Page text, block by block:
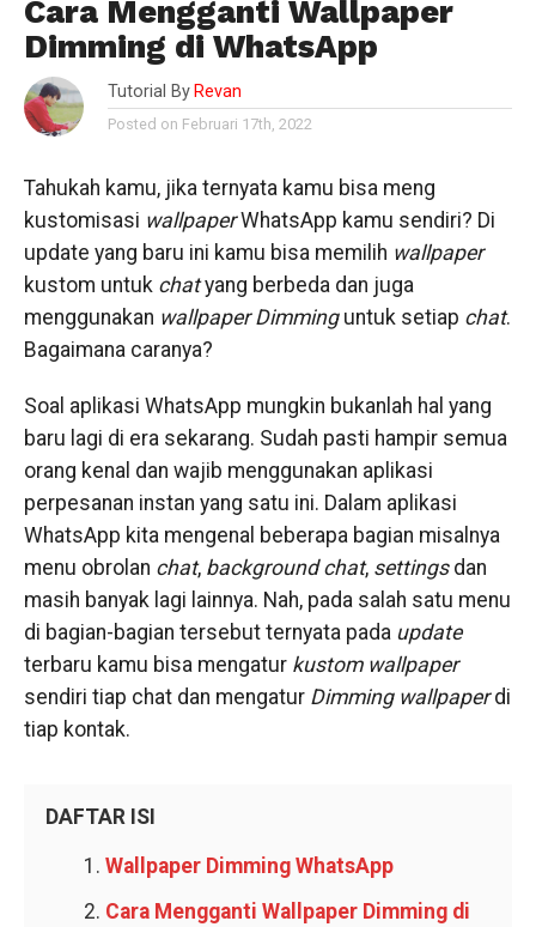
Cara Mengganti Wallpaper
Dimming di WhatsApp
Tutorial By Revan
Posted on Februari 17th, 2022
Tahukah kamu, jika ternyata kamu bisa meng
kustomisasi wallpaperWhatsApp kamu sendiri? Di
update yang baru ini kamu bisa memilih wallpaper
kustom untuk chatyang berbeda dan juga
menggunakan wallpaper Dimminguntuk setiap chat.
Bagaimana caranya?
Soal aplikasi WhatsApp mungkin bukanlah hal yang
baru lagi di era sekarang. Sudah pasti hampir semua
orang kenal dan wajib menggunakan aplikasi
perpesanan instan yang satu ini. Dalam aplikasi
WhatsApp kita mengenal beberapa bagian misalnya
menu obrolan chat, background chat, settingsdan
masih banyak lagi lainnya. Nah, pada salah satu menu
di bagian-bagian tersebut ternyata pada update
terbaru kamu bisa mengatur kustom wallpaper
sendiri tiap chat dan mengatur Dimming wallpaperdi
tiap kontak.
DAFTAR ISI
Wallpaper Dimming WhatsApp
Cara Mengganti Wallpaper Dimming di